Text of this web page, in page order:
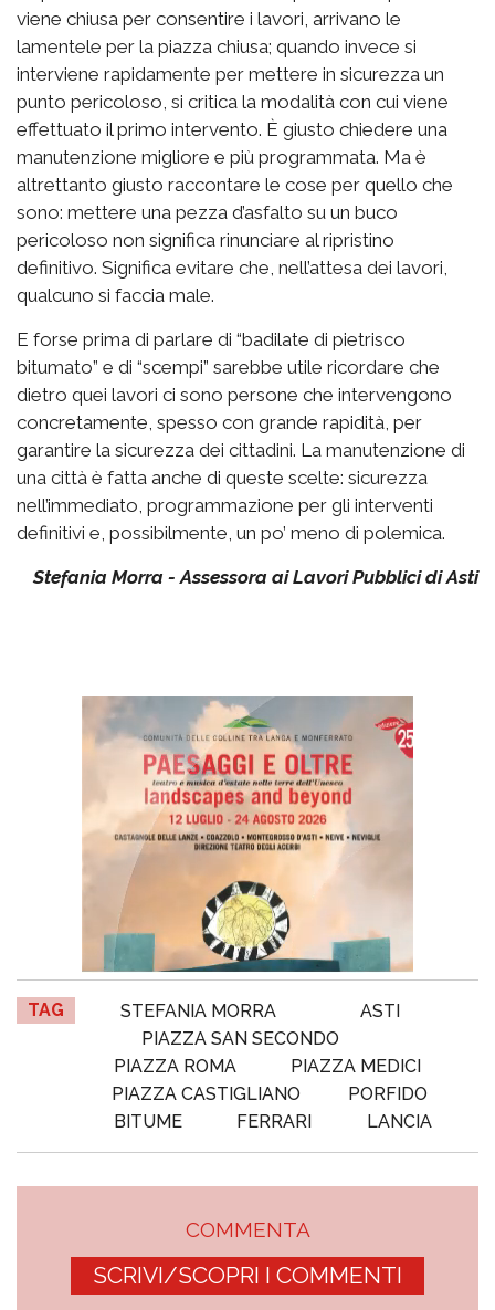
viene chiusa per consentire i lavori, arrivano le
lamentele per la piazza chiusa; quando invece si
interviene rapidamente per mettere in sicurezza un
punto pericoloso, si critica la modalità con cui viene
effettuato il primo intervento. È giusto chiedere una
manutenzione migliore e più programmata. Ma è
altrettanto giusto raccontare le cose per quello che
sono: mettere una pezza d’asfalto su un buco
pericoloso non significa rinunciare al ripristino
definitivo. Significa evitare che, nell’attesa dei lavori,
qualcuno si faccia male.
E forse prima di parlare di “badilate di pietrisco
bitumato” e di “scempi” sarebbe utile ricordare che
dietro quei lavori ci sono persone che intervengono
concretamente, spesso con grande rapidità, per
garantire la sicurezza dei cittadini. La manutenzione di
una città è fatta anche di queste scelte: sicurezza
nell’immediato, programmazione per gli interventi
definitivi e, possibilmente, un po’ meno di polemica.
Stefania Morra - Assessora ai Lavori Pubblici di Asti
TAG STEFANIA MORRA
ASTI
PIAZZA SAN SECONDO
PIAZZA ROMA
PIAZZA MEDICI
PIAZZA CASTIGLIANO
PORFIDO
BITUME
FERRARI LANCIA
COMMENTA
SCRIVI/SCOPRI I COMMENTI